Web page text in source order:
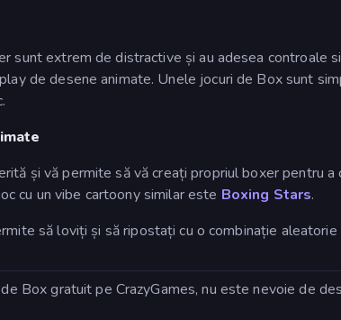
sunt extrem de distractive și au adesea controale
de desene animate. Unele jocuri de Box sunt
și vă permite să vă creați propriul boxer pentru
cu un vibe cartoony similar este Boxing Stars.
să loviți și să ripostați cu o combinație
Box gratuit pe CrazyGames, nu este nevoie de